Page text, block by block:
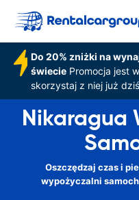
Do 20% zniżki na
świeciePromocja jest
skorzystaj z niej już
Nikaragua
Oszczędzaj czas i
wypożyczalni